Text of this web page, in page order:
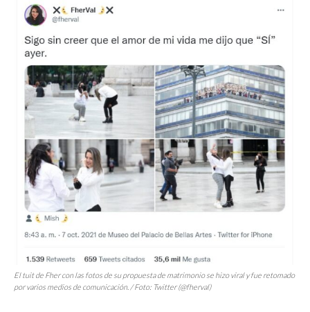
El tuit de Fher con las fotos de su propuesta de matrimonio se hizo viral y fue retomado
por varios medios de comunicación. / Foto: Twitter (@fherval)